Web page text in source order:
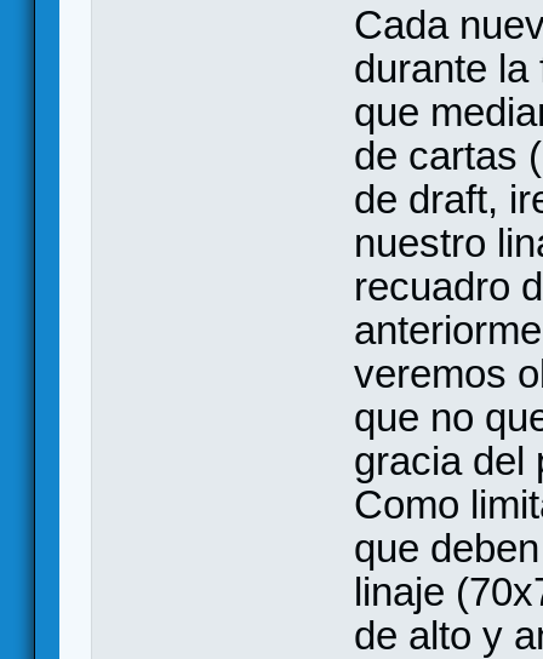
Cada
durante la
que
de cartas
de draft,
nuestro
recuadro
veremos
que no
gracia del
Como
que
linaje
de alto y